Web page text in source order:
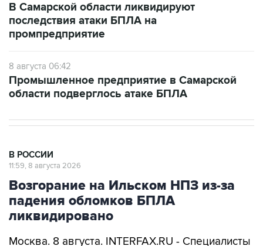
В Самарской области ликвидируют
последствия атаки БПЛА на
промпредприятие
8 августа 06:42
Промышленное предприятие в Самарской
области подверглось атаке БПЛА
В РОССИИ
11:59, 8 августа 2026
Возгорание на Ильском НПЗ из-за
падения обломков БПЛА
ликвидировано
Москва. 8 августа. INTERFAX.RU - Специалисты